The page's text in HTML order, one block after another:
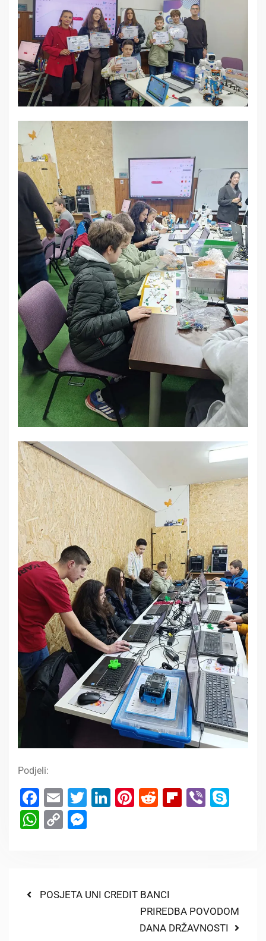
Podjeli:
Facebook
EmailTwitter
LinkedIn
Pinterest
RedditFlipboard
Viber
WhatsApp
Copy
POSJETA UNI CREDIT BANCI
PRIREDBA POVODOM
DANA DRŽAVNOSTI